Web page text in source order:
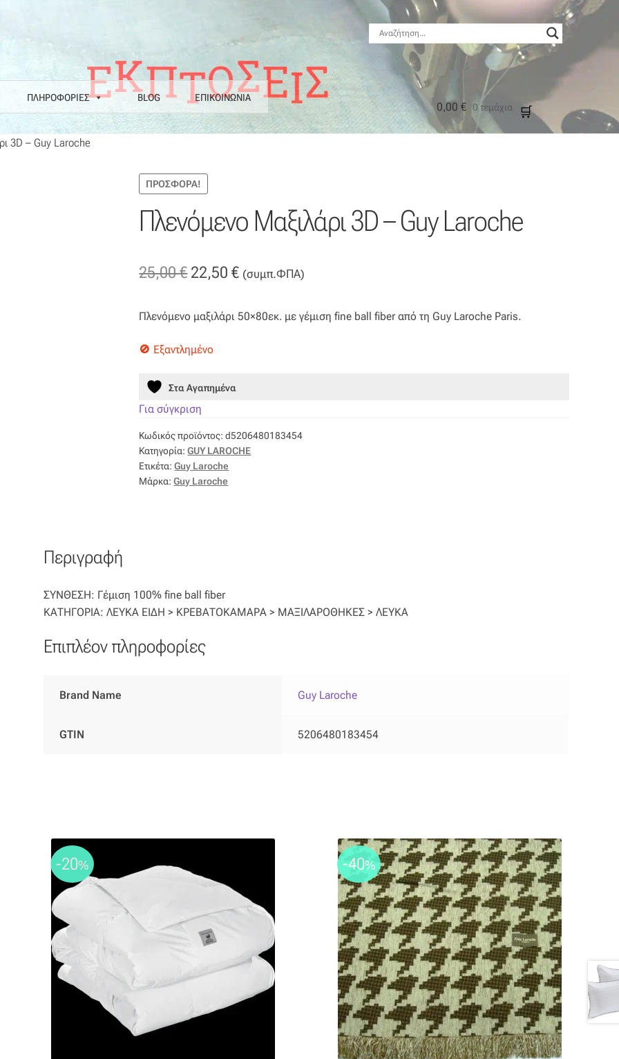
ΠΛΗΡΟΦΟΡΙΕΣ BLOG ΕΠΙΚΟΙΝΩΝΙΑ
ΕπιστροφέςΗ εταιρεία μαςΘάλασσαΚαλάθιΚατάστημαΛογαριασμός
0,00 € 0 τεμάχια
3D – Guy Laroche
ΠΡΟΣΦΟΡΆ!
Πλενόμενο Μαξιλάρι 3D – Guy Laroche
25,00€ Original
was:
25,00 €.
22,50€Η
τιμή
(συμπ.ΦΠΑ)
Πλενόμενο μαξιλάρι 50×80εκ. με γέμιση fine ball fiber από τη Guy Laroche Paris.
Εξαντλημένο
Στα Αγαπημένα
Για σύγκριση
Κωδικός προϊόντος:d5206480183454
Κατηγορία:GUY LAROCHE
Ετικέτα:Guy Laroche
Μάρκα:Guy Laroche
Περιγραφή
ΣΥΝΘΕΣΗ: Γέμιση 100% fine ball fiber
ΚΑΤΗΓΟΡΙΑ: ΛΕΥΚΑ ΕΙΔΗ > ΚΡΕΒΑΤΟΚΑΜΑΡΑ > ΜΑΞΙΛΑΡΟΘΗΚΕΣ > ΛΕΥΚΑ
Επιπλέον πληροφορίες
Brand Name Guy Laroche
GTIN 5206480183454
-20% -40%